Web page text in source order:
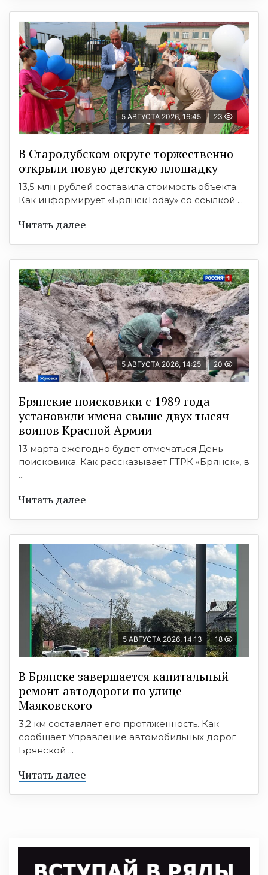
5 АВГУСТА 2026, 16:45 23
В Стародубском округе торжественно
открыли новую детскую площадку
13,5 млн рублей составила стоимость объекта.
Как информирует «БрянскToday» со ссылкой ...
Читать далее
5 АВГУСТА 2026, 14:25 20
Брянские поисковики с 1989 года
установили имена свыше двух тысяч
воинов Красной Армии
13 марта ежегодно будет отмечаться День
поисковика. Как рассказывает ГТРК «Брянск», в
...
Читать далее
5 АВГУСТА 2026, 14:13 18
В Брянске завершается капитальный
ремонт автодороги по улице
Маяковского
3,2 км составляет его протяженность. Как
сообщает Управление автомобильных дорог
Брянской ...
Читать далее